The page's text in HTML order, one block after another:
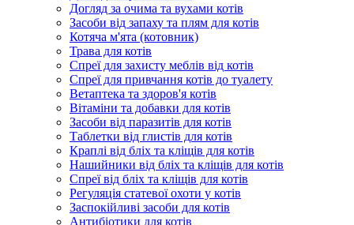
Догляд за очима та вухами котів
Засоби від запаху та плям для котів
Котяча м'ята (котовник)
Трава для котів
Спреї для захисту меблів від котів
Спреї для привчання котів до туалету
Ветаптека та здоров'я котів
Вітаміни та добавки для котів
Засоби від паразитів для котів
Таблетки від глистів для котів
Краплі від бліх та кліщів для котів
Нашийники від бліх та кліщів для котів
Спреї від бліх та кліщів для котів
Регуляція статевої охоти у котів
Заспокійливі засоби для котів
Антибіотики для котів